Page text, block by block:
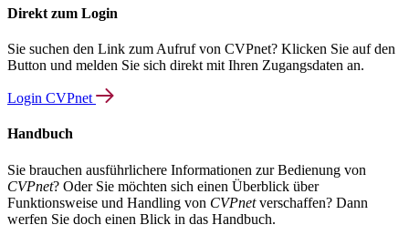
Direkt zum Login
Sie suchen den Link zum Aufruf von CVPnet? Klicken Sie auf den
Button und melden Sie sich direkt mit Ihren Zugangsdaten an.
Login CVPnet
Handbuch
Sie brauchen ausführlichere Informationen zur Bedienung von
CVPnet? Oder Sie möchten sich einen Überblick über
Funktionsweise und Handling von CVPnetverschaffen? Dann
werfen Sie doch einen Blick in das Handbuch.